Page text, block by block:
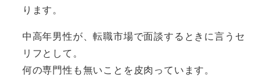
ります。
中高年男性が、転職市場で面談するときに言うセ
リフとして。
何の専門性も無いことを皮肉っています。